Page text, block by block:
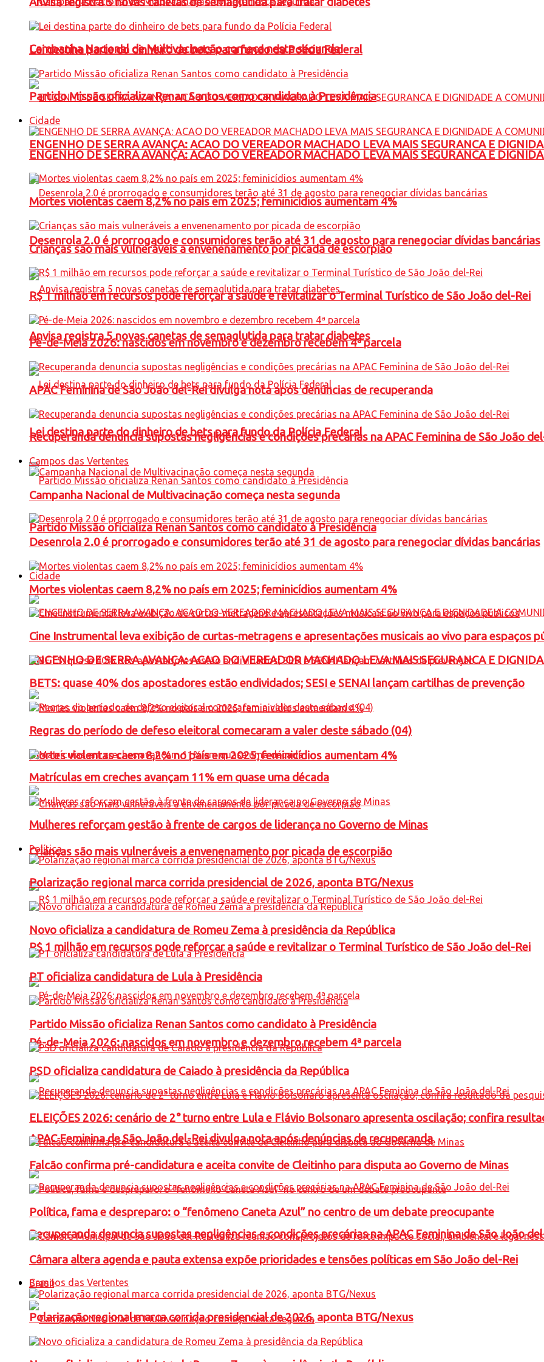
Campanha Nacional de Multivacinação começa nesta segunda
ENGENHO DE SERRA AVANÇA: ACAO DO VEREADOR MACHADO LEVA MAIS SEGURANCA E
Desenrola 2.0 é prorrogado e consumidores terão até 31 de agosto para renegociar dívidas bancárias
Anvisa registra 5 novas canetas de semaglutida para tratar diabetes
Lei destina parte do dinheiro de bets para fundo da Polícia Federal
Partido Missão oficializa Renan Santos como candidato à Presidência
Cidade
ENGENHO DE SERRA AVANÇA: ACAO DO VEREADOR MACHADO LEVA MAIS SEGURANCA E
Mortes violentas caem 8,2% no país em 2025; feminicídios aumentam 4%
Crianças são mais vulneráveis a envenenamento por picada de escorpião
R$ 1 milhão em recursos pode reforçar a saúde e revitalizar o Terminal Turístico de São João del-Rei
Pé-de-Meia 2026: nascidos em novembro e dezembro recebem 4ª parcela
APAC Feminina de São João del-Rei divulga nota após denúncias de recuperanda
Recuperanda denuncia supostas negligências e condições precárias na APAC Feminina de São João
Campos das Vertentes
Lei destina parte do dinheiro de bets para fundo da Polícia Federal
Partido Missão oficializa Renan Santos como candidato à Presidência
Cidade
ENGENHO DE SERRA AVANÇA: ACAO DO VEREADOR MACHADO LEVA MAIS SEGURANCA E
Mortes violentas caem 8,2% no país em 2025; feminicídios aumentam 4%
Crianças são mais vulneráveis a envenenamento por picada de escorpião
R$ 1 milhão em recursos pode reforçar a saúde e revitalizar o Terminal Turístico de São João del-Rei
Pé-de-Meia 2026: nascidos em novembro e dezembro recebem 4ª parcela
APAC Feminina de São João del-Rei divulga nota após denúncias de recuperanda
Recuperanda denuncia supostas negligências e condições precárias na APAC Feminina de São João
Campos das Vertentes
Campanha Nacional de Multivacinação começa nesta segunda
Desenrola 2.0 é prorrogado e consumidores terão até 31 de agosto para renegociar dívidas bancárias
Mortes violentas caem 8,2% no país em 2025; feminicídios aumentam 4%
Cine Instrumental leva exibição de curtas-metragens e apresentações musicais ao vivo para espaços
BETS: quase 40% dos apostadores estão endividados; SESI e SENAI lançam cartilhas de prevenção
Regras do período de defeso eleitoral comecaram a valer deste sábado (04)
Matrículas em creches avançam 11% em quase uma década
Mulheres reforçam gestão à frente de cargos de liderança no Governo de Minas
Política
Polarização regional marca corrida presidencial de 2026, aponta BTG/Nexus
Novo oficializa a candidatura de Romeu Zema à presidência da República
PT oficializa candidatura de Lula à Presidência
Partido Missão oficializa Renan Santos como candidato à Presidência
PSD oficializa candidatura de Caiado à presidência da República
ELEIÇÕES 2026: cenário de 2° turno entre Lula e Flávio Bolsonaro apresenta oscilação; confira
Falcão confirma pré-candidatura e aceita convite de Cleitinho para disputa ao Governo de Minas
Política, fama e despreparo: o “fenômeno Caneta Azul” no centro de um debate preocupante
Câmara altera agenda e pauta extensa expõe prioridades e tensões políticas em São João del-Rei
Brasil
Polarização regional marca corrida presidencial de 2026, aponta BTG/Nexus